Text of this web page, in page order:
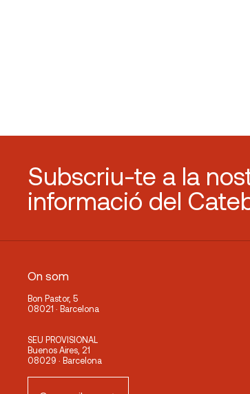
Subscriu-te a la
informació del
On som
Bon Pastor, 5
08021 · Barcelona
SEU PROVISIONAL
Buenos Aires, 21
08029 · Barcelona